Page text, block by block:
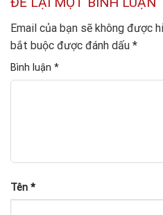
Email của bạn sẽ không được
bắt buộc được đánh dấu *
Bình luận *
Tên *